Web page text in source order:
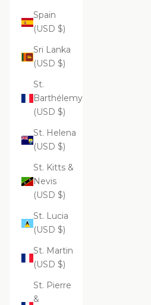
Spain
(USD $)
Sri Lanka
(USD $)
St.
Barthélemy
(USD $)
St. Helena
(USD $)
St. Kitts &
Nevis
(USD $)
St. Lucia
(USD $)
St. Martin
(USD $)
St. Pierre
&